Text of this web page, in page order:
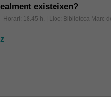
existeixen?
Horari: 18.45 h. | Lloc: Biblioteca Marc